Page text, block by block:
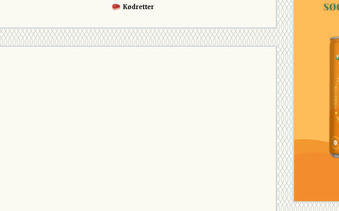
Kødretter